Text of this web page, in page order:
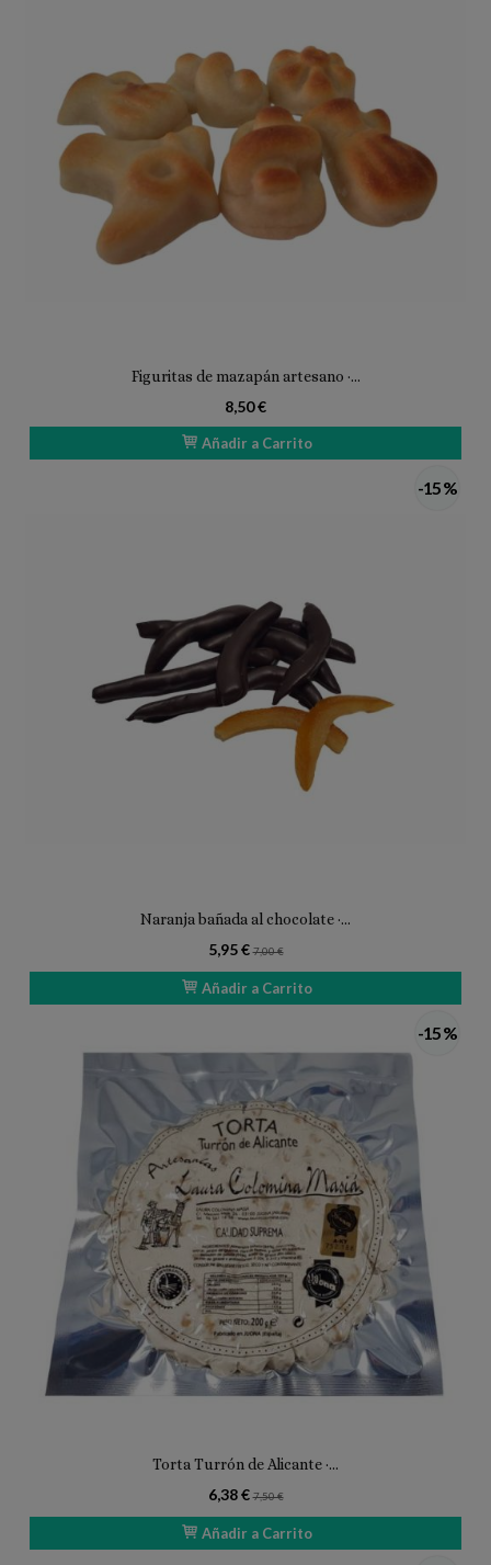
Figuritas de mazapán artesano ·...
8,50 €
Añadir a Carrito
-15 %
Naranja bañada al chocolate ·...
5,95 €7,00 €
Añadir a Carrito
-15 %
Torta Turrón de Alicante ·...
6,38 €7,50 €
Añadir a Carrito